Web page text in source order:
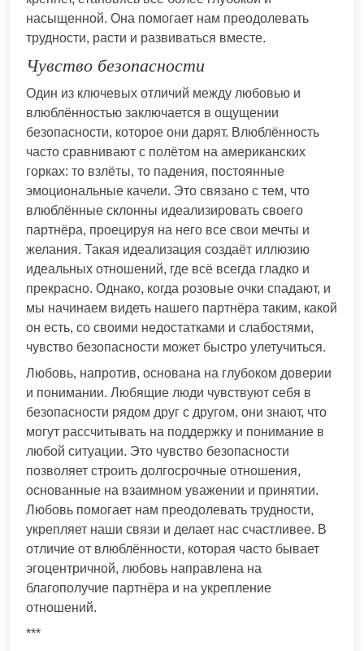
насыщенной. Она помогает нам преодолевать
трудности, расти и развиваться вместе.
Чувство безопасности
Один из ключевых отличий между любовью и
влюблённостью заключается в ощущении
безопасности, которое они дарят. Влюблённость
часто сравнивают с полётом на американских
горках: то взлёты, то падения, постоянные
эмоциональные качели. Это связано с тем, что
влюблённые склонны идеализировать своего
партнёра, проецируя на него все свои мечты и
желания. Такая идеализация создаёт иллюзию
идеальных отношений, где всё всегда гладко и
прекрасно. Однако, когда розовые очки спадают, и
мы начинаем видеть нашего партнёра таким, какой
он есть, со своими недостатками и слабостями,
чувство безопасности может быстро улетучиться.
Любовь, напротив, основана на глубоком доверии
и понимании. Любящие люди чувствуют себя в
безопасности рядом друг с другом, они знают, что
могут рассчитывать на поддержку и понимание в
любой ситуации. Это чувство безопасности
позволяет строить долгосрочные отношения,
основанные на взаимном уважении и принятии.
Любовь помогает нам преодолевать трудности,
укрепляет наши связи и делает нас счастливее. В
отличие от влюблённости, которая часто бывает
эгоцентричной, любовь направлена на
благополучие партнёра и на укрепление
отношений.
***